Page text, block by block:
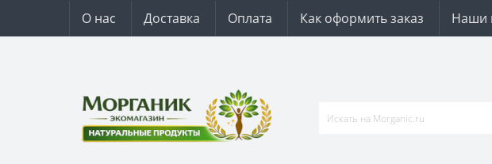
О нас Доставка Оплата Как оформить заказ Наши